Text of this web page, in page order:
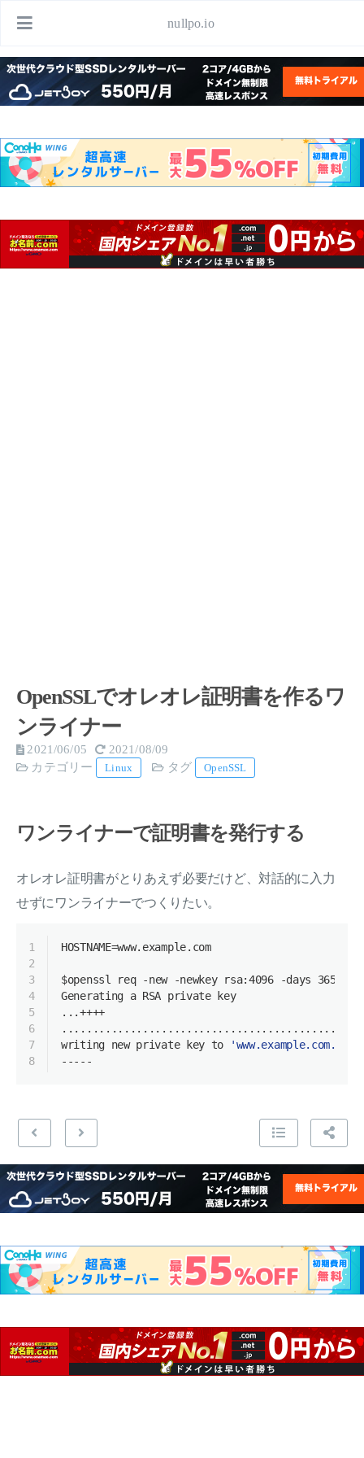
nullpo.io
OpenSSLでオレオレ証明書を作るワ
ンライナー
2021/06/05
2021/08/09
カテゴリー
Linux タグ OpenSSL
ワンライナーで証明書を発行する
オレオレ証明書がとりあえず必要だけど、対話的に入力
せずにワンライナーでつくりたい。
1
2
3
4
5
6
7
8
HOSTNAME=www.example.com
$openssl
req -new -newkey rsa:4096 -days 3650
Generating a RSA private key
...++++
writing new private key to
'www.example.com.key'
-----